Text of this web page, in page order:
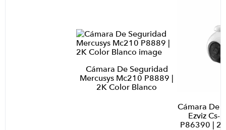
Cámara De Seguridad
Mercusys Mc210 P8889 |
2K Color Blanco
Cámara De
Ezviz Cs-
P86390 |